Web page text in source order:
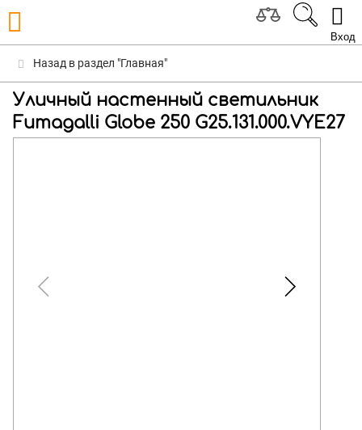
Вход
Назад в раздел "Главная"
Уличный настенный светильник
Fumagalli Globe 250 G25.131.000.VYE27